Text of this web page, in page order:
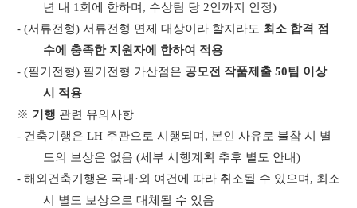
년 내 1 회에 한하며 , 수상팀 당 2인까지 인정)
- (서류전형) 서류전형 면제 대상이라 할지라도 최소 합격 점
수에 충족한 지원자에 한하여 적용
- (필기전형) 필기전형 가산점은 공모전 작품제출 50팀 이상
시 적용
※ 기행 관련 유의사항
- 건축기행은 LH 주관으로 시행되며 , 본인 사유로 불참 시 별
도의 보상은 없음 (세부 시행계획 추후 별도 안내)
- 해외건축기행은 국내·외 여건에 따라 취소될 수 있으며 , 최소
시 별도 보상으로 대체될 수 있음